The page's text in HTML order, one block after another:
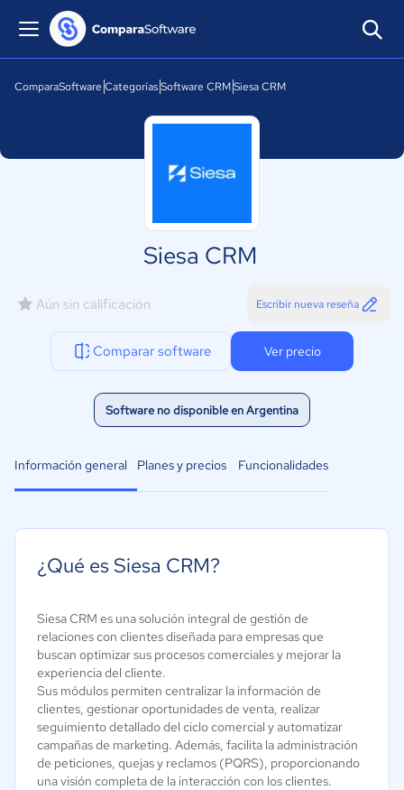
ComparaSoftware CategoríasSoftware CRMSiesa CRM
Siesa CRM
Aún sin calificación Escribir nueva reseña
Comparar software Ver precio
Software no disponible en Argentina
Información general Planes y precios Funcionalidades
¿Qué es Siesa CRM?
Siesa CRM es una solución integral de gestión de
relaciones con clientes diseñada para empresas que
buscan optimizar sus procesos comerciales y mejorar la
experiencia del cliente.
Sus módulos permiten centralizar la información de
clientes, gestionar oportunidades de venta, realizar
seguimiento detallado del ciclo comercial y automatizar
campañas de marketing. Además, facilita la administración
de peticiones, quejas y reclamos (PQRS), proporcionando
una visión completa de la interacción con los clientes.